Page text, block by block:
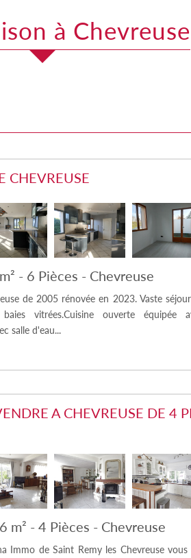
à Chevreuse
CHEVREUSE
- 6 Pièces - Chevreuse
de 2005 rénovée en 2023. Vaste
vitrées.Cuisine ouverte équipée
salle d'eau...
A CHEVREUSE DE 4
m² - 4 Pièces - Chevreuse
Immo de Saint Remy les Chevreuse